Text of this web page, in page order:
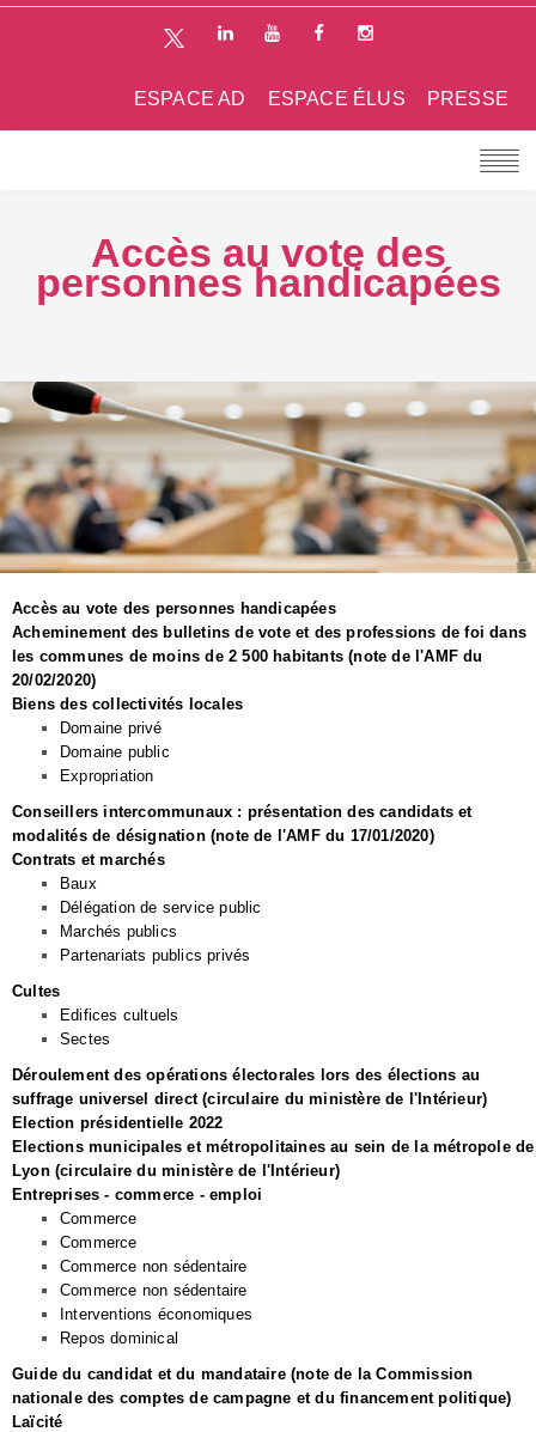
PRESSE
ESPACE ÉLUS
ESPACE AD
Accès au vote des
personnes handicapées
Accès au vote des personnes handicapées
Acheminement des bulletins de vote et des professions de foi dans
les communes de moins de 2 500 habitants (note de l'AMF du
20/02/2020)
Biens des collectivités locales
Domaine privé
Domaine public
Expropriation
Conseillers intercommunaux : présentation des candidats et
modalités de désignation (note de l'AMF du 17/01/2020)
Contrats et marchés
Baux
Délégation de service public
Marchés publics
Partenariats publics privés
Cultes
Edifices cultuels
Sectes
Déroulement des opérations électorales lors des élections au
suffrage universel direct (circulaire du ministère de l'Intérieur)
Election présidentielle 2022
Elections municipales et métropolitaines au sein de la métropole de
Lyon (circulaire du ministère de l'Intérieur)
Entreprises - commerce - emploi
Commerce
Commerce
Commerce non sédentaire
Commerce non sédentaire
Interventions économiques
Repos dominical
Guide du candidat et du mandataire (note de la Commission
nationale des comptes de campagne et du financement politique)
Laïcité